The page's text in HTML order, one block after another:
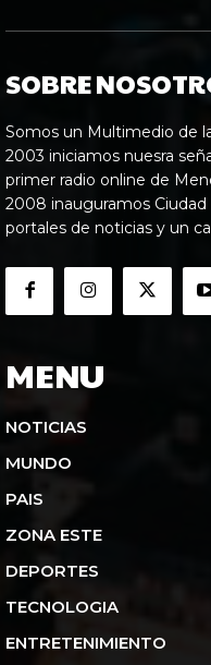
SOBRE
Somos un Multimedio de
2003 iniciamos nuesra
primer radio online de
2008 inauguramos
portales de noticias y un
MENU
NOTICIAS
MUNDO
PAIS
ZONA ESTE
DEPORTES
TECNOLOGIA
ENTRETENIMIENTO